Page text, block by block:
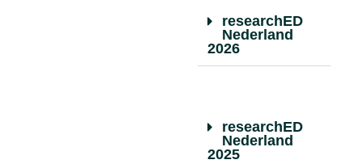
researchED
Nederland
2026
researchED
Nederland
2025